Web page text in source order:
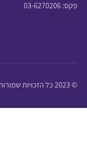
פקס: 03-6270206
© 2023 כל הזכויות שמורות לקנט - קרן לביטוח נזקי טבע בחקלאות